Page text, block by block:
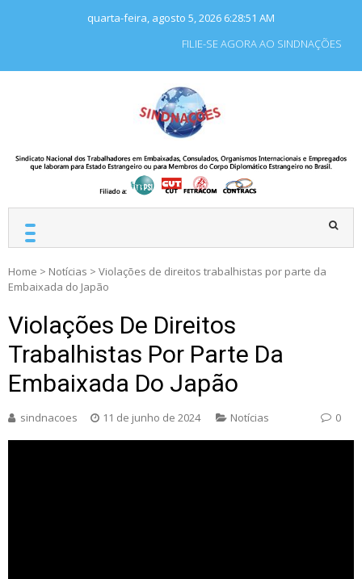
quarta-feira, agosto 5, 2026 6:28:51 AM
FILIE-SE AGORA AO SINDNAÇÕES
e Organismos
Empregados que laboram
para Estado Estrangeiro.
Home > Notícias > Violações de direitos trabalhistas por parte da
Embaixada do Japão
Violações De Direitos
Trabalhistas Por Parte Da
Embaixada Do Japão
sindnacoes 11 de junho de 2024 Notícias 0